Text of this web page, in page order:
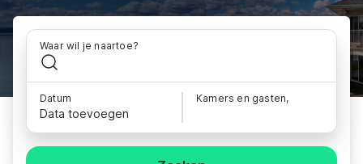
Waar wil je naartoe?
Datum
Data toevoegen
Kamers en gasten,